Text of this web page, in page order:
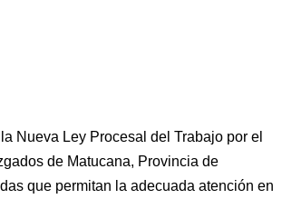
Nueva Ley Procesal del Trabajo por el
de Matucana, Provincia de
que permitan la adecuada atención en